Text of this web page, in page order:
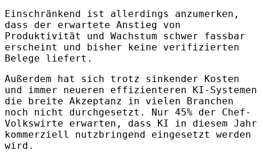
Einschränkend ist allerdings anzumerken,
dass der erwartete Anstieg von
Produktivität und Wachstum schwer fassbar
erscheint und bisher keine verifizierten
Belege liefert.
Außerdem hat sich trotz sinkender Kosten
und immer neueren effizienteren KI-Systemen
die breite Akzeptanz in vielen Branchen
noch nicht durchgesetzt. Nur 45% der Chef-
Volkswirte erwarten, dass KI in diesem Jahr
kommerziell nutzbringend eingesetzt werden
wird.